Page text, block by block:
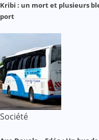
Kribi : un mort et plusieurs
port
Société